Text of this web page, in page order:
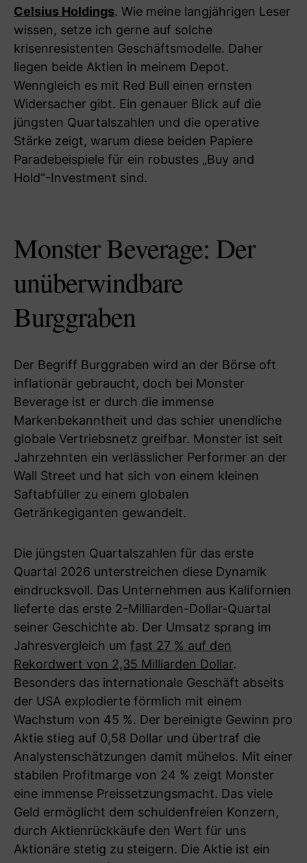
Celsius Holdings. Wie meine langjährigen Leser
wissen, setze ich gerne auf solche
krisenresistenten Geschäftsmodelle. Daher
liegen beide Aktien in meinem Depot.
Wenngleich es mit Red Bull einen ernsten
Widersacher gibt. Ein genauer Blick auf die
jüngsten Quartalszahlen und die operative
Stärke zeigt, warum diese beiden Papiere
Paradebeispiele für ein robustes „Buy and
Hold“-Investment sind.
Monster Beverage: Der
unüberwindbare
Burggraben
Der Begriff Burggraben wird an der Börse oft
inflationär gebraucht, doch bei Monster
Beverage ist er durch die immense
Markenbekanntheit und das schier unendliche
globale Vertriebsnetz greifbar. Monster ist seit
Jahrzehnten ein verlässlicher Performer an der
Wall Street und hat sich von einem kleinen
Saftabfüller zu einem globalen
Getränkegiganten gewandelt.
Die jüngsten Quartalszahlen für das erste
Quartal 2026 unterstreichen diese Dynamik
eindrucksvoll. Das Unternehmen aus Kalifornien
lieferte das erste 2-Milliarden-Dollar-Quartal
seiner Geschichte ab. Der Umsatz sprang im
Jahresvergleich um fast 27 % auf den
Rekordwert von 2,35 Milliarden Dollar.
Besonders das internationale Geschäft abseits
der USA explodierte förmlich mit einem
Wachstum von 45 %. Der bereinigte Gewinn pro
Aktie stieg auf 0,58 Dollar und übertraf die
Analystenschätzungen damit mühelos. Mit einer
stabilen Profitmarge von 24 % zeigt Monster
eine immense Preissetzungsmacht. Das viele
Geld ermöglicht dem schuldenfreien Konzern,
durch Aktienrückkäufe den Wert für uns
Aktionäre stetig zu steigern. Die Aktie ist ein